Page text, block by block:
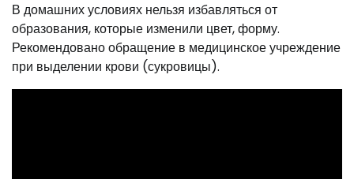
В домашних условиях нельзя избавляться от
образования, которые изменили цвет, форму.
Рекомендовано обращение в медицинское учреждение
при выделении крови (сукровицы).